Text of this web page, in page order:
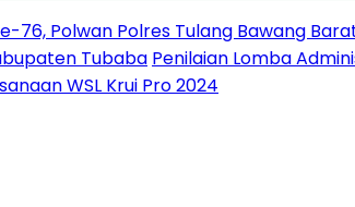
76, Polwan Polres Tulang Bawang
Tubaba Penilaian Lomba
WSL Krui Pro 2024